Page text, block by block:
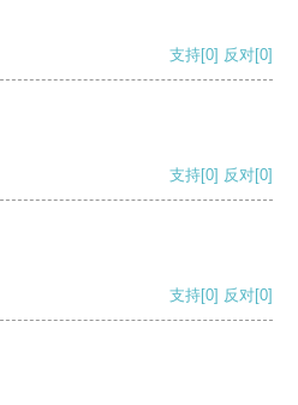
支持[0] 反对[0]
支持[0] 反对[0]
支持[0] 反对[0]